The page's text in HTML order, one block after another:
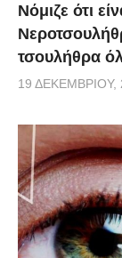
Νόμιζε ότι
τσουλήθρα
19 ΔΕΚΕΜΒΡΊΟΥ,